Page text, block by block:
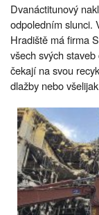
Dvanáctitunový
odpoledním slunci.
Hradiště má firma
všech svých
čekají na svou
dlažby nebo